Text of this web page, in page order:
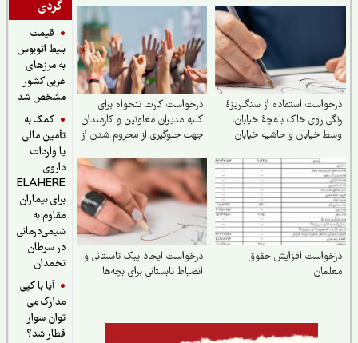
گردی
قیمت
بلیط اتوبوس
به مرزهای
غربی کشور
مشخص شد
کمک به
تأمین مالی
یا واردات
داروی
ELAHERE
برای بیماران
مقاوم به
شیمی‌درمانی
در سرطان
تخمدان
آیا با کپی
مدارک می
توان سوار
قطار شد؟
استفاده از سنگ‌ریزهٔ
روی خاک باغچهٔ خیابان،
خیابان و حاشیه خیابان
درخواست کارت تنخواه برای
کلیه مدیران معاونین و کارمندان
جهت جلوگیری از محروم شدن از
افزایش حقوق
درخواست ایجاد پیک تابستانی و
انضباط تابستانی برای بچه‌ها